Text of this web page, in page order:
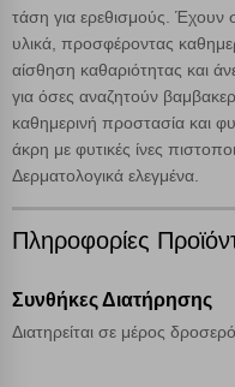
τάση για ερεθισμούς. Έχουν
υλικά, προσφέροντας
αίσθηση καθαριότητας και
για όσες αναζητούν
καθημερινή προστασία και
άκρη με φυτικές ίνες
Δερματολογικά ελεγμένα.
Πληροφορίες
Συνθήκες Διατήρησης
Διατηρείται σε μέρος δροσερό.
επάνω δεξιά, αφού
γνωρίζετε ότι αποκλεισμός
μπορεί να επηρεάσει την
χρήσης των υπηρεσιών μας.
Λειτουργικά cookies
Cookies στόχευσης